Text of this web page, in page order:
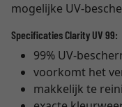
mogelijke UV-
Specificaties Clarity UV 99:
99% UV-
voorkomt het
makkelijk te